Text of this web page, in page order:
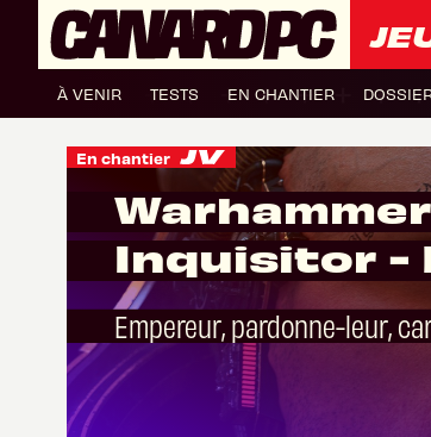
À VENIR TESTS EN CHANTIER
En chantier
Inquisitor -
Empereur, pardonne-leur,